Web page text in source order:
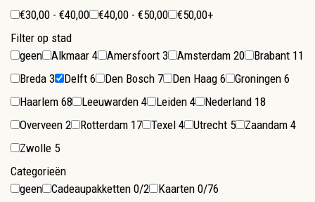
€30,00 - €40,00
€40,00 - €50,00
€50,00+
Filter op stad
geen
Alkmaar 4 Amersfoort 3 Amsterdam 20 Brabant 11
Breda 3 Delft 6 Den Bosch 7 Den Haag 6 Groningen 6
Haarlem 68 Leeuwarden 4 Leiden 4 Nederland 18
Overveen 2 Rotterdam 17 Texel 4 Utrecht 5 Zaandam 4
Zwolle 5
Categorieën
geen
Cadeaupakketten 0/2 Kaarten 0/76